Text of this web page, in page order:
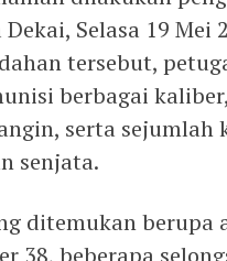
Selasa 19
tersebut,
berbagai
serta
senjata.
ditemukan
38, beberapa